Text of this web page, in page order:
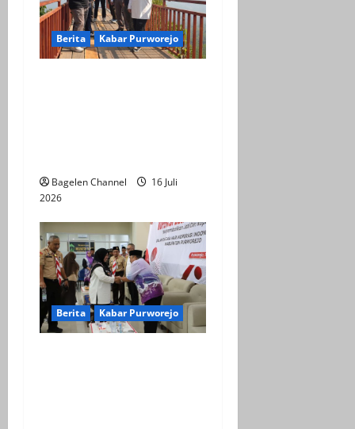
Berita Kabar Purworejo
Bagelen Channel
16 Juli
2026
Berita Kabar Purworejo